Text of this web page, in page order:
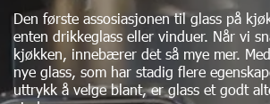
Den første assosiasjonen til glass på
enten drikkeglass eller vinduer. Når vi
kjøkken, innebærer det så mye mer.
nye glass, som har stadig flere
uttrykk å velge blant, er glass et godt